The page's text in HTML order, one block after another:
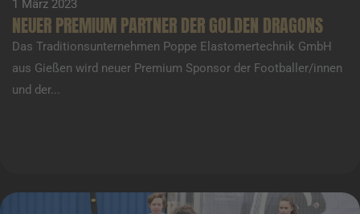
1 März 2023
NEUER PREMIUM PARTNER DER GOLDEN DRAGONS
Das Traditionsunternehmen Poppe Elastomertechnik GmbH
aus Gießen wird neuer Premium Sponsor der Footballer/innen
und der...